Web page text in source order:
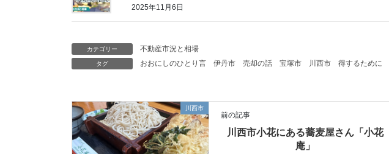
2025年11月6日
カテゴリー 不動産市況と相場
タグ おおにしのひとり言 伊丹市 売却の話 宝塚市 川西市 得するために
川西市
前の記事
川西市小花にある蕎麦屋さん「小花
庵」